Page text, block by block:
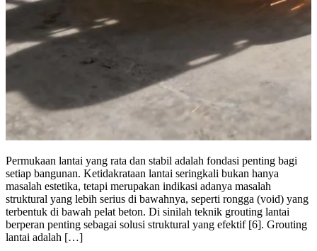
Permukaan lantai yang rata dan stabil adalah fondasi penting bagi
setiap bangunan. Ketidakrataan lantai seringkali bukan hanya
masalah estetika, tetapi merupakan indikasi adanya masalah
struktural yang lebih serius di bawahnya, seperti rongga (void) yang
terbentuk di bawah pelat beton. Di sinilah teknik grouting lantai
berperan penting sebagai solusi struktural yang efektif [6]. Grouting
lantai adalah […]